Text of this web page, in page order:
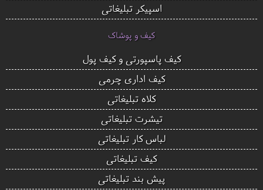
اسپیکر تبلیغاتی
کیف و پوشاک
کیف پاسپورتی و کیف پول
کیف اداری چرمی
کلاه تبلیغاتی
تیشرت تبلیغاتی
لباس کار تبلیغاتی
کیف تبلیغاتی
پیش بند تبلیغاتی